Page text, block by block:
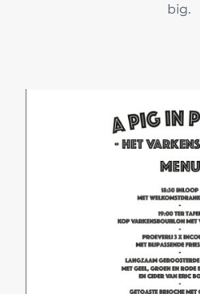
big.